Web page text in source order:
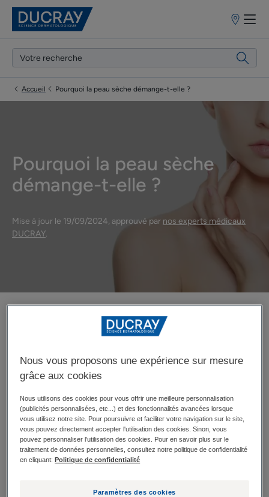
Points
vente
Accueil Pourquoi la peau sèche démange-t-elle ?
Pourquoi la peau sèche
démange-t-elle ?
Mise à jour le 19/09/2024, approuvé par nos experts médicaux
DUCRAY.
Si vous avez une peau sèche, vous avez sans doute dû
ressentir une sensation de tiraillement, de
démangeaison, une envie de vous gratter. C'est
normal : c’est un signal d’alerte. Celui de votre
d'hydratation.
Peau sèche et film
hydrolipidique
Nous vous proposons une expérience sur mesure
grâce aux cookies
Nous utilisons des cookies pour vous offrir une meilleure personnalisation
(publicités personnalisées, etc...) et des fonctionnalités avancées lorsque
vous utilisez notre site. Pour poursuivre et faciliter votre navigation sur le site,
vous pouvez directement accepter l'utilisation des cookies. Sinon, vous
pouvez personnaliser l'utilisation des cookies. Pour en savoir plus sur le
traitement de données personnelles, consultez notre politique de confidentialité
en cliquant:Politique de confidentialité
Paramètres des cookies